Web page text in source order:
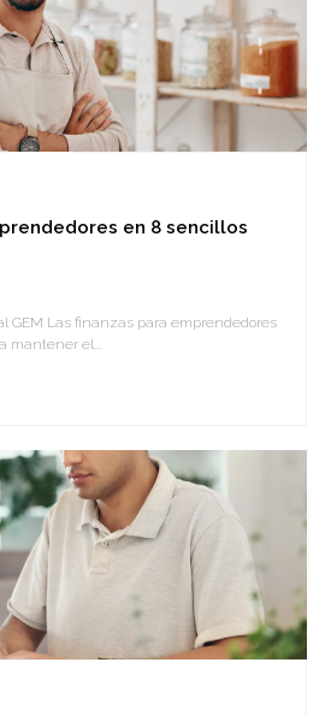
en 8 sencillos
GEM Las finanzas para emprendedores
mantener el...